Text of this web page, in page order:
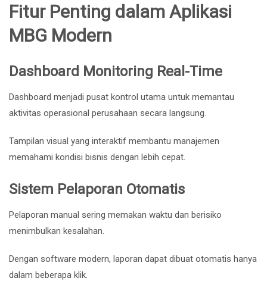
Fitur Penting dalam Aplikasi
MBG Modern
Dashboard Monitoring Real-Time
Dashboard menjadi pusat kontrol utama untuk memantau
aktivitas operasional perusahaan secara langsung.
Tampilan visual yang interaktif membantu manajemen
memahami kondisi bisnis dengan lebih cepat.
Sistem Pelaporan Otomatis
Pelaporan manual sering memakan waktu dan berisiko
menimbulkan kesalahan.
Dengan software modern, laporan dapat dibuat otomatis hanya
dalam beberapa klik.